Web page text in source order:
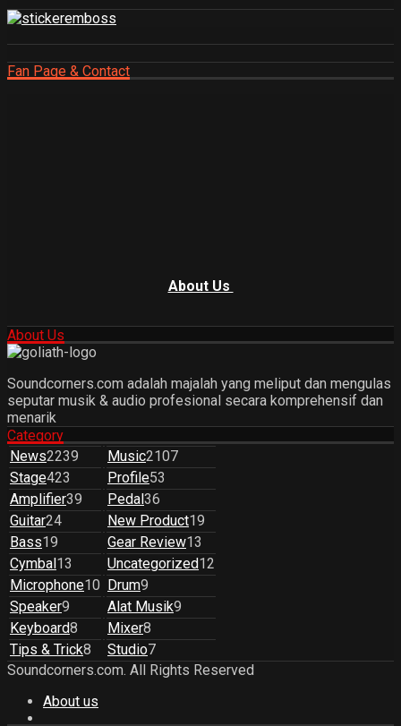
Fan Page & Contact
About Us
About Us
Soundcorners.com adalah majalah yang meliput dan mengulas
seputar musik & audio profesional secara komprehensif dan
menarik
Category
News2239 Music2107
Stage423 Profile53
Amplifier39 Pedal 36
Guitar24 New Product19
Bass19 Gear Review13
Cymbal 13 Uncategorized12
Microphone10 Drum9
Speaker9 Alat Musik9
Keyboard8 Mixer8
Tips & Trick8 Studio7
Soundcorners.com. All Rights Reserved
About us